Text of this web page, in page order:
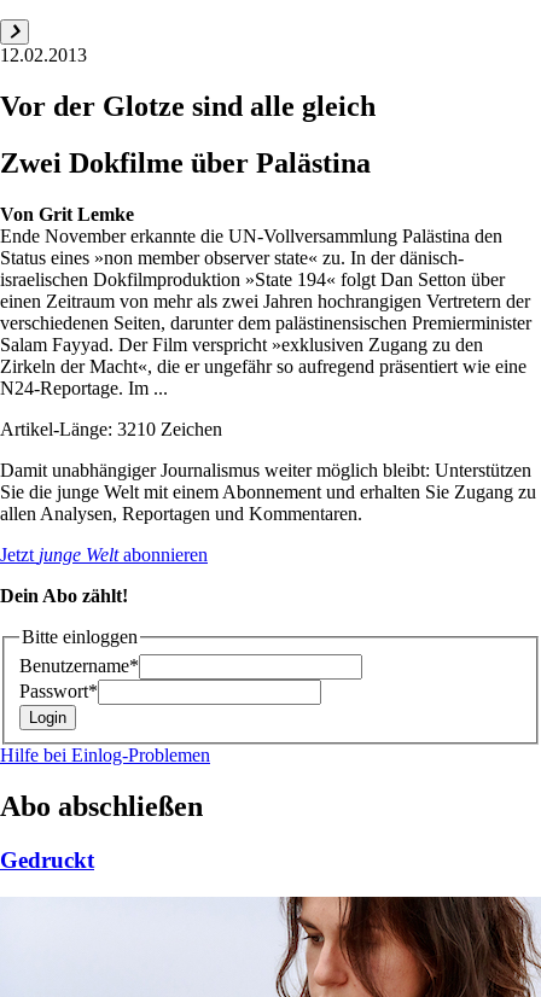
12.02.2013
Vor der Glotze sind alle gleich
Zwei Dokfilme über Palästina
Von Grit Lemke
Ende November erkannte die UN-Vollversammlung Palästina den
Status eines »non member observer state« zu. In der dänisch-
israelischen Dokfilmproduktion »State 194« folgt Dan Setton über
einen Zeitraum von mehr als zwei Jahren hochrangigen Vertretern der
verschiedenen Seiten, darunter dem palästinensischen Premierminister
Salam Fayyad. Der Film verspricht »exklusiven Zugang zu den
Zirkeln der Macht«, die er ungefähr so aufregend präsentiert wie eine
N24-Reportage. Im ...
Artikel-Länge: 3210 Zeichen
Damit unabhängiger Journalismus weiter möglich bleibt: Unterstützen
Sie die junge Welt mit einem Abonnement und erhalten Sie Zugang zu
allen Analysen, Reportagen und Kommentaren.
Jetzt junge Weltabonnieren
Dein Abo zählt!
Bitte einloggen
Benutzername*
Passwort*
Hilfe bei Einlog-Problemen
Abo abschließen
Gedruckt